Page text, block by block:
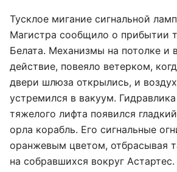
Тусклое мигание сигнальной
Магистра сообщило о прибытии
Белата. Механизмы на потолке и
действие, повеяло ветерком,
двери шлюза открылись, и воздух
устремился в вакуум.
тяжелого лифта появился
орла корабль. Его сигнальные
оранжевым цветом, отбрасывая
на собравшихся вокруг Астартес.